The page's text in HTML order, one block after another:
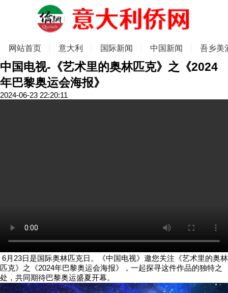
网站首页 意大利 国际新闻 中国新闻 吾乡美
中国电视-《艺术里的奥林匹克》之《2024
年巴黎奥运会海报》
2024-06-23 22:20:11
6月23日是国际奥林匹克日。《中国电视》邀您关注《艺术里的奥林
匹克》之《2024年巴黎奥运会海报》，一起探寻这件作品的独特之
处，共同期待巴黎奥运盛夏开幕。